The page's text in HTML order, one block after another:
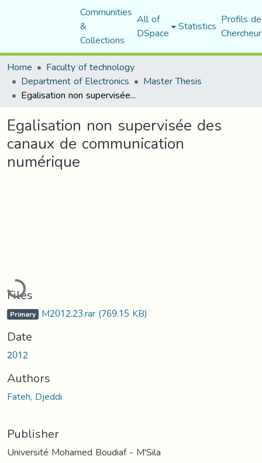
Communities
&
Collections
All of
DSpace Statistics Profils
Home
Faculty of technology
Department of Electronics Master Thesis
Egalisation non supervisée des canaux de communication numérique
Egalisation non supervisée des
canaux de communication
numérique
Loading...
Files
Primary M2012.23.rar(769.15 KB)
Date
2012
Authors
Fateh, Djeddi
Publisher
Université Mohamed Boudiaf - M'Sila